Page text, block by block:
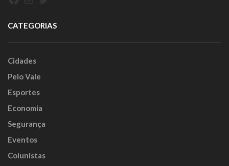
CATEGORIAS
Cidades
Pelo Vale
Esportes
Economia
Segurança
Eventos
Colunistas